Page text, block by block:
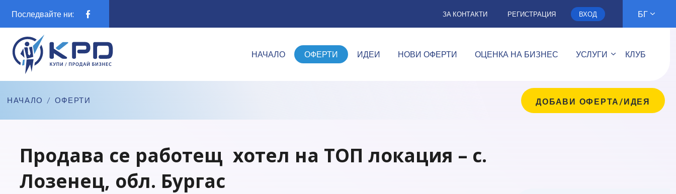
Последвайте ни: ЗА КОНТАКТИ РЕГИСТРАЦИЯ ВХОД БГ
НАЧАЛО ОФЕРТИ ИДЕИ НОВИ ОФЕРТИ ОЦЕНКА НА БИЗНЕС УСЛУГИ КЛУБ
НАЧАЛО / ОФЕРТИ ДОБАВИ ОФЕРТА/ИДЕЯ
Продава се работещ хотел на ТОП локация – с.
Лозенец, обл. Бургас